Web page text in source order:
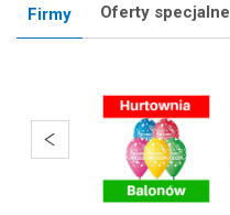
Firmy Oferty specjalne